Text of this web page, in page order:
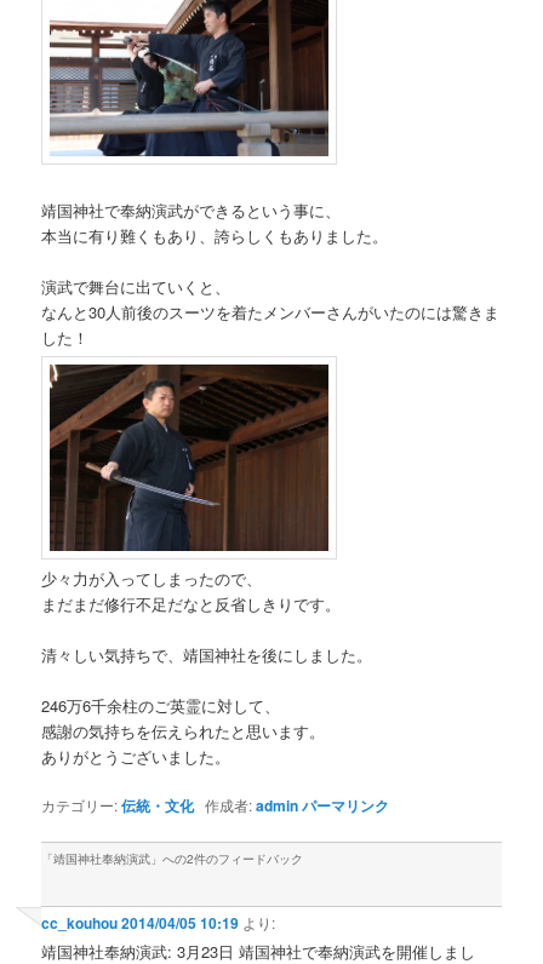
靖国神社で奉納演武ができるという事に、
本当に有り難くもあり、誇らしくもありました。
演武で舞台に出ていくと、
なんと30人前後のスーツを着たメンバーさんがいたのには驚きま
した！
少々力が入ってしまったので、
まだまだ修行不足だなと反省しきりです。
清々しい気持ちで、靖国神社を後にしました。
246万6千余柱のご英霊に対して、
感謝の気持ちを伝えられたと思います。
ありがとうございました。
カテゴリー:伝統・文化作成者:adminパーマリンク
「靖国神社奉納演武 」への2件のフィードバック
cc_kouhou2014/04/05 10:19 より:
靖国神社奉納演武: 3月23日 靖国神社で奉納演武を開催しまし